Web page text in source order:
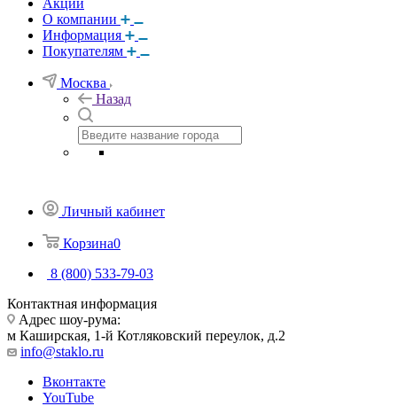
Акции
О компании
Информация
Покупателям
Москва
Назад
Личный кабинет
Корзина0
8 (800) 533-79-03
Контактная информация
Адрес шоу-рума:
м Каширская, 1-й Котляковский переулок, д.2
info@staklo.ru
Вконтакте
YouTube